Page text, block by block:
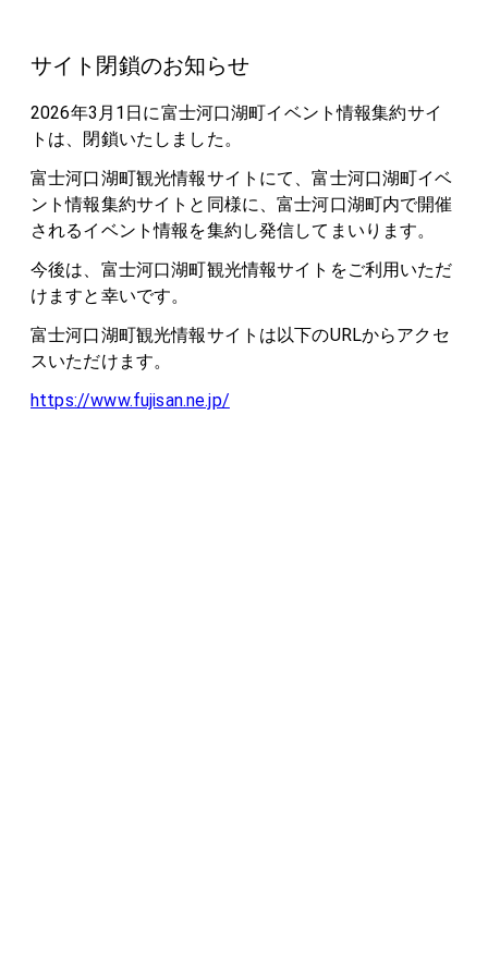
サイト閉鎖のお知らせ
2026年3月1日に富士河口湖町イベント情報集約サイ
トは、閉鎖いたしました。
富士河口湖町観光情報サイトにて、富士河口湖町イベ
ント情報集約サイトと同様に、富士河口湖町内で開催
されるイベント情報を集約し発信してまいります。
今後は、富士河口湖町観光情報サイトをご利用いただ
けますと幸いです。
富士河口湖町観光情報サイトは以下のURLからアクセ
スいただけます。
https://www.fujisan.ne.jp/